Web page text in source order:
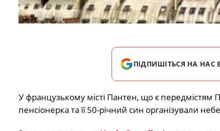
ПІДПИШІТЬСЯ НА НАС В
У французькому місті Пантен, що є
пенсіонерка та її 50-річний син організували